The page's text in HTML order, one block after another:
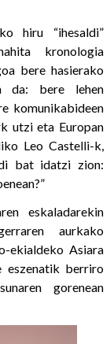
hiru “ihesaldi”
kronologia
bere hasierako
da: bere lehen
komunikabideen
utzi eta Europan
Leo Castelli-k,
bat idatzi zion:
eskaladarekin
aurkako
ekialdeko Asiara
eszenatik berriro
gorenean